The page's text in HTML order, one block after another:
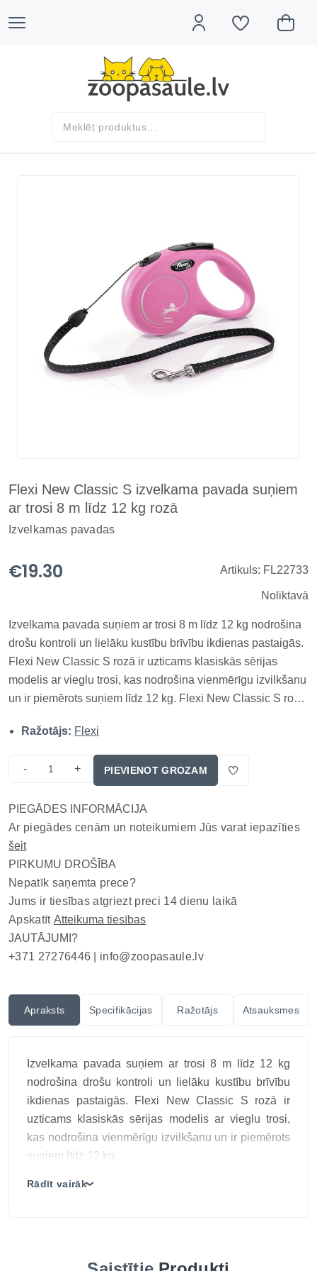
Flexi New Classic S izvelkama pavada suņiem
ar trosi 8 m līdz 12 kg rozā
Izvelkamas pavadas
€19.30 Artikuls: FL22733
Noliktavā
Izvelkama pavada suņiem ar trosi 8 m līdz 12 kg nodrošina
drošu kontroli un lielāku kustību brīvību ikdienas pastaigās.
Flexi New Classic S rozā ir uzticams klasiskās sērijas
modelis ar vieglu trosi, kas nodrošina vienmērīgu izvilkšanu
un ir piemērots suņiem līdz 12 kg. Flexi New Classic S rozā
nodrošina vienmērīgu izvilkšanu un ir piemēro...
Ražotājs: Flexi
- + PIEVIENOT GROZAM
PIEGĀDES INFORMĀCIJA
Ar piegādes cenām un noteikumiem Jūs varat iepazīties
šeit
PIRKUMU DROŠĪBA
Nepatīk saņemta prece?
Jums ir tiesības atgriezt preci 14 dienu laikā
Apskatīt Atteikuma tiesības
JAUTĀJUMI?
+371 27276446 | info@zoopasaule.lv
Apraksts Specifikācijas Ražotājs Atsauksmes
Izvelkama pavada suņiem ar trosi 8 m līdz 12 kg
nodrošina drošu kontroli un lielāku kustību brīvību
ikdienas pastaigās. Flexi New Classic S rozā ir
uzticams klasiskās sērijas modelis ar vieglu trosi,
kas nodrošina vienmērīgu izvilkšanu un ir piemērots
suņiem līdz 12 kg.
jūsu suņa kustībām, un ieripinās atpakaļ, saglabājot
Rādīt vairāk❯